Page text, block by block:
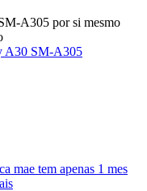
A305 por si mesmo
A30 SM-A305
mae tem apenas 1 mes